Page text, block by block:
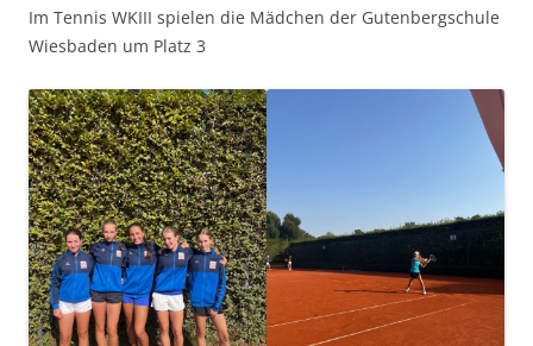
Im Tennis WKIII spielen die Mädchen der Gutenbergschule
Wiesbaden um Platz 3